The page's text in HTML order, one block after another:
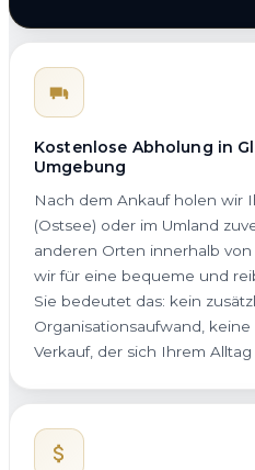
Kostenlose Abholung in
Umgebung
Nach dem Ankauf holen wir
(Ostsee) oder im Umland
anderen Orten innerhalb
wir für eine bequeme und
Sie bedeutet das: kein
Organisationsaufwand,
Verkauf, der sich Ihrem Alltag